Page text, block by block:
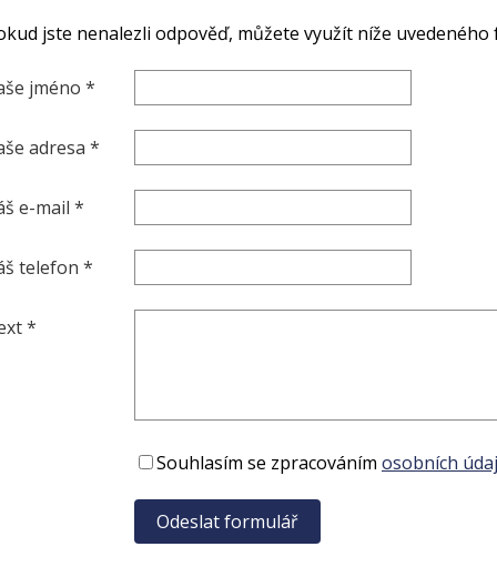
jste nenalezli odpověď, můžete využít níže
jméno *
adresa *
e-mail *
telefon *
*
Souhlasím se zpracováním osobních